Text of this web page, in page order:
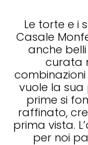
Le torte e i
Casale
anche
curata
combinazioni
vuole la
prime si
raffinato,
prima vista.
per noi